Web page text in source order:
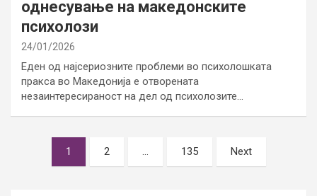
однесување на македонските
психолози
24/01/2026
Еден од најсериозните проблеми во психолошката
пракса во Македонија е отворената
незаинтересираност на дел од психолозите…
pagination
1 2 … 135 Next